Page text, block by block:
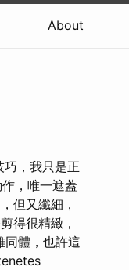
About
，我只是正
，唯一遮蓋
但又纖細，
得很精緻，
同體，也許這